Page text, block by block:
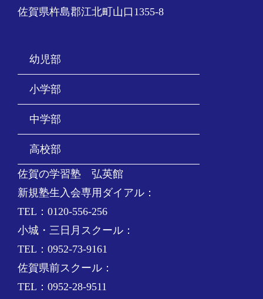
佐賀県杵島郡江北町山口1355-8
幼児部
小学部
中学部
高校部
佐賀の学習塾 弘英館
新規塾生入会専用ダイアル：
TEL：0120-556-256
小城・三日月スクール：
TEL：0952-73-9161
佐賀県前スクール：
TEL：0952-28-9511